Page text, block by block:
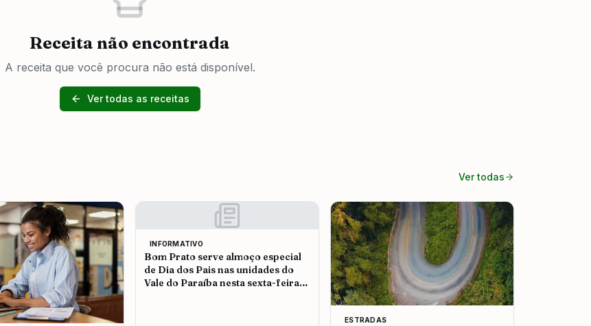
Receita não encontrada
A receita que você procura não está disponível.
Ver todas as receitas
Ver todas
INFORMATIVO
Bom Prato serve almoço especial
de Dia dos Pais nas unidades do
Vale do Paraíba nesta sexta-feira
ESTRADAS